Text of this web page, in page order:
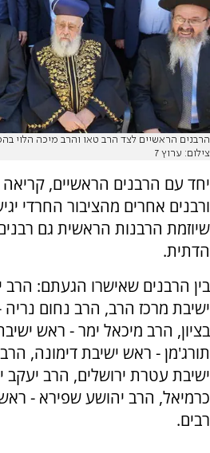
הרבנים הראשיים לצד הרב טאו והרב מיכה הלוי
צילום: ערוץ 7
יחד עם הרבנים הראשיים,
ורבנים אחרים מהציבור החרדי
שיוזמת הרבנות הראשית גם
הדתית.
בין הרבנים שאישרו הגעתם:
ישיבת מרכז הרב, הרב נחום
בציון, הרב מיכאל ימר - ראש
תורג'מן - ראש ישיבת דימונה,
ישיבת עטרת ירושלים, הרב יעקב
כרמיאל, הרב יהושע שפירא - ראש
רבים.